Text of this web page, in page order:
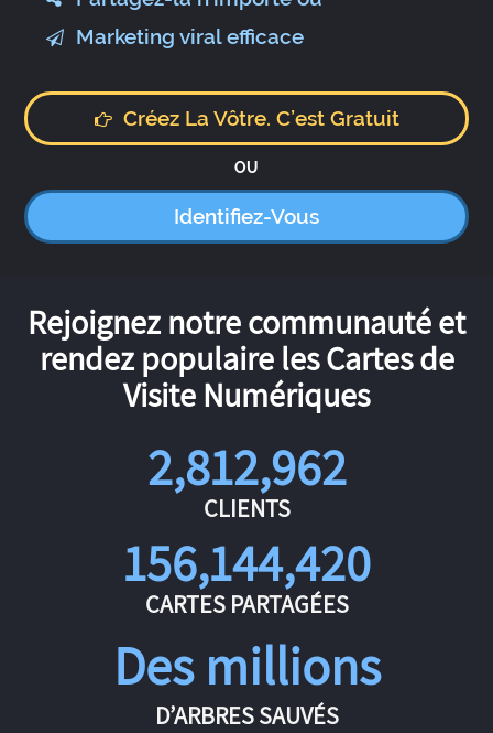
Marketing viral efficace
Créez La Vôtre. C’est Gratuit
OU
Identifiez-Vous
Rejoignez notre communauté et
rendez populaire les Cartes de
Visite Numériques
2,812,962
CLIENTS
156,144,420
CARTES PARTAGÉES
Des millions
D’ARBRES SAUVÉS